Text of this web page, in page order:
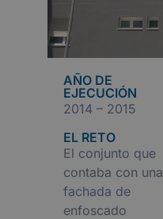
AÑO DE
EJECUCIÓN
2014 – 2015
EL RETO
El conjunto que
contaba con una
fachada de
enfoscado